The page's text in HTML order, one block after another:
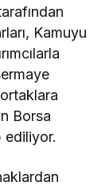
Kamuyu
Borsa
ediliyor.